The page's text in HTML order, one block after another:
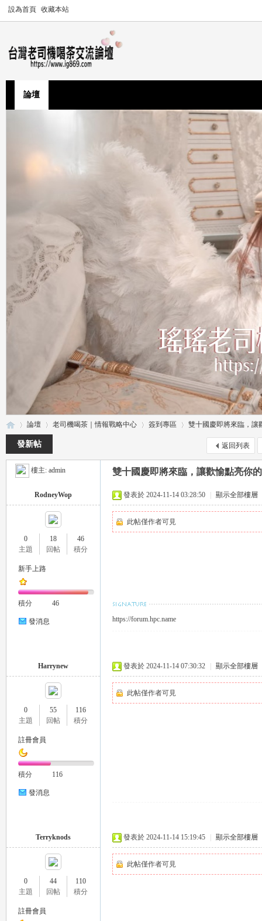
設為首頁 收藏本站
論壇
»
論壇
›
老司機喝茶｜情報戰略中心
›
簽到專區
›
雙十國慶即將來臨，讓
返回列表
發新帖
樓主: admin 雙十國慶即將來臨，讓歡愉點亮你
RodneyWop
0
主題
18
回帖
46
積分
新手上路
積分 46
發消息
發表於 2024-11-14 03:28:50 顯示全部樓層
此帖僅作者可見
https://forum.hpc.name
Harrynew
0
主題
55
回帖
116
積分
註冊會員
積分 116
發消息
發表於 2024-11-14 07:30:32 顯示全部樓層
此帖僅作者可見
Terryknods
0
主題
44
回帖
110
積分
註冊會員
發表於 2024-11-14 15:19:45 顯示全部樓層
此帖僅作者可見